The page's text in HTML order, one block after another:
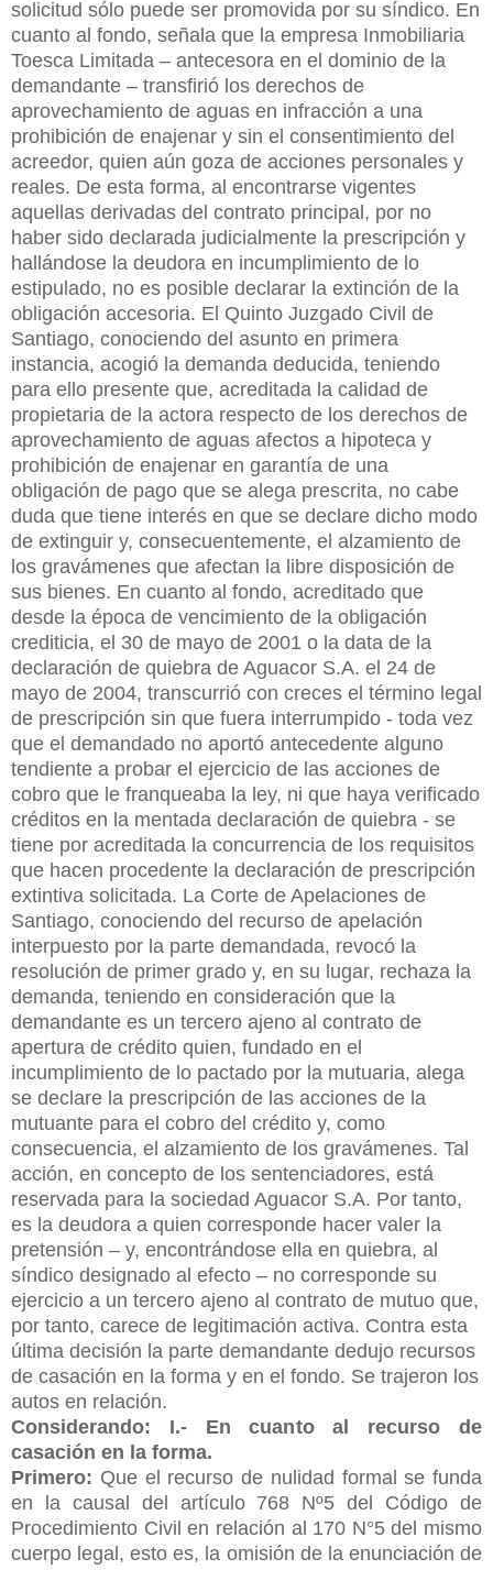
solicitud sólo puede ser promovida por su síndico. En
cuanto al fondo, señala que la empresa Inmobiliaria
Toesca Limitada – antecesora en el dominio de la
demandante – transfirió los derechos de
aprovechamiento de aguas en infracción a una
prohibición de enajenar y sin el consentimiento del
acreedor, quien aún goza de acciones personales y
reales. De esta forma, al encontrarse vigentes
aquellas derivadas del contrato principal, por no
haber sido declarada judicialmente la prescripción y
hallándose la deudora en incumplimiento de lo
estipulado, no es posible declarar la extinción de la
obligación accesoria. El Quinto Juzgado Civil de
Santiago, conociendo del asunto en primera
instancia, acogió la demanda deducida, teniendo
para ello presente que, acreditada la calidad de
propietaria de la actora respecto de los derechos de
aprovechamiento de aguas afectos a hipoteca y
prohibición de enajenar en garantía de una
obligación de pago que se alega prescrita, no cabe
duda que tiene interés en que se declare dicho modo
de extinguir y, consecuentemente, el alzamiento de
los gravámenes que afectan la libre disposición de
sus bienes. En cuanto al fondo, acreditado que
desde la época de vencimiento de la obligación
crediticia, el 30 de mayo de 2001 o la data de la
declaración de quiebra de Aguacor S.A. el 24 de
mayo de 2004, transcurrió con creces el término legal
de prescripción sin que fuera interrumpido - toda vez
que el demandado no aportó antecedente alguno
tendiente a probar el ejercicio de las acciones de
cobro que le franqueaba la ley, ni que haya verificado
créditos en la mentada declaración de quiebra - se
tiene por acreditada la concurrencia de los requisitos
que hacen procedente la declaración de prescripción
extintiva solicitada. La Corte de Apelaciones de
Santiago, conociendo del recurso de apelación
interpuesto por la parte demandada, revocó la
resolución de primer grado y, en su lugar, rechaza la
demanda, teniendo en consideración que la
demandante es un tercero ajeno al contrato de
apertura de crédito quien, fundado en el
incumplimiento de lo pactado por la mutuaria, alega
se declare la prescripción de las acciones de la
mutuante para el cobro del crédito y, como
consecuencia, el alzamiento de los gravámenes. Tal
acción, en concepto de los sentenciadores, está
reservada para la sociedad Aguacor S.A. Por tanto,
es la deudora a quien corresponde hacer valer la
pretensión – y, encontrándose ella en quiebra, al
síndico designado al efecto – no corresponde su
ejercicio a un tercero ajeno al contrato de mutuo que,
por tanto, carece de legitimación activa. Contra esta
última decisión la parte demandante dedujo recursos
de casación en la forma y en el fondo. Se trajeron los
autos en relación.
Considerando: I.- En cuanto al recurso de
casación en la forma.
Primero: Que el recurso de nulidad formal se funda
en la causal del artículo 768 Nº5 del Código de
Procedimiento Civil en relación al 170 N°5 del mismo
cuerpo legal, esto es, la omisión de la enunciación de